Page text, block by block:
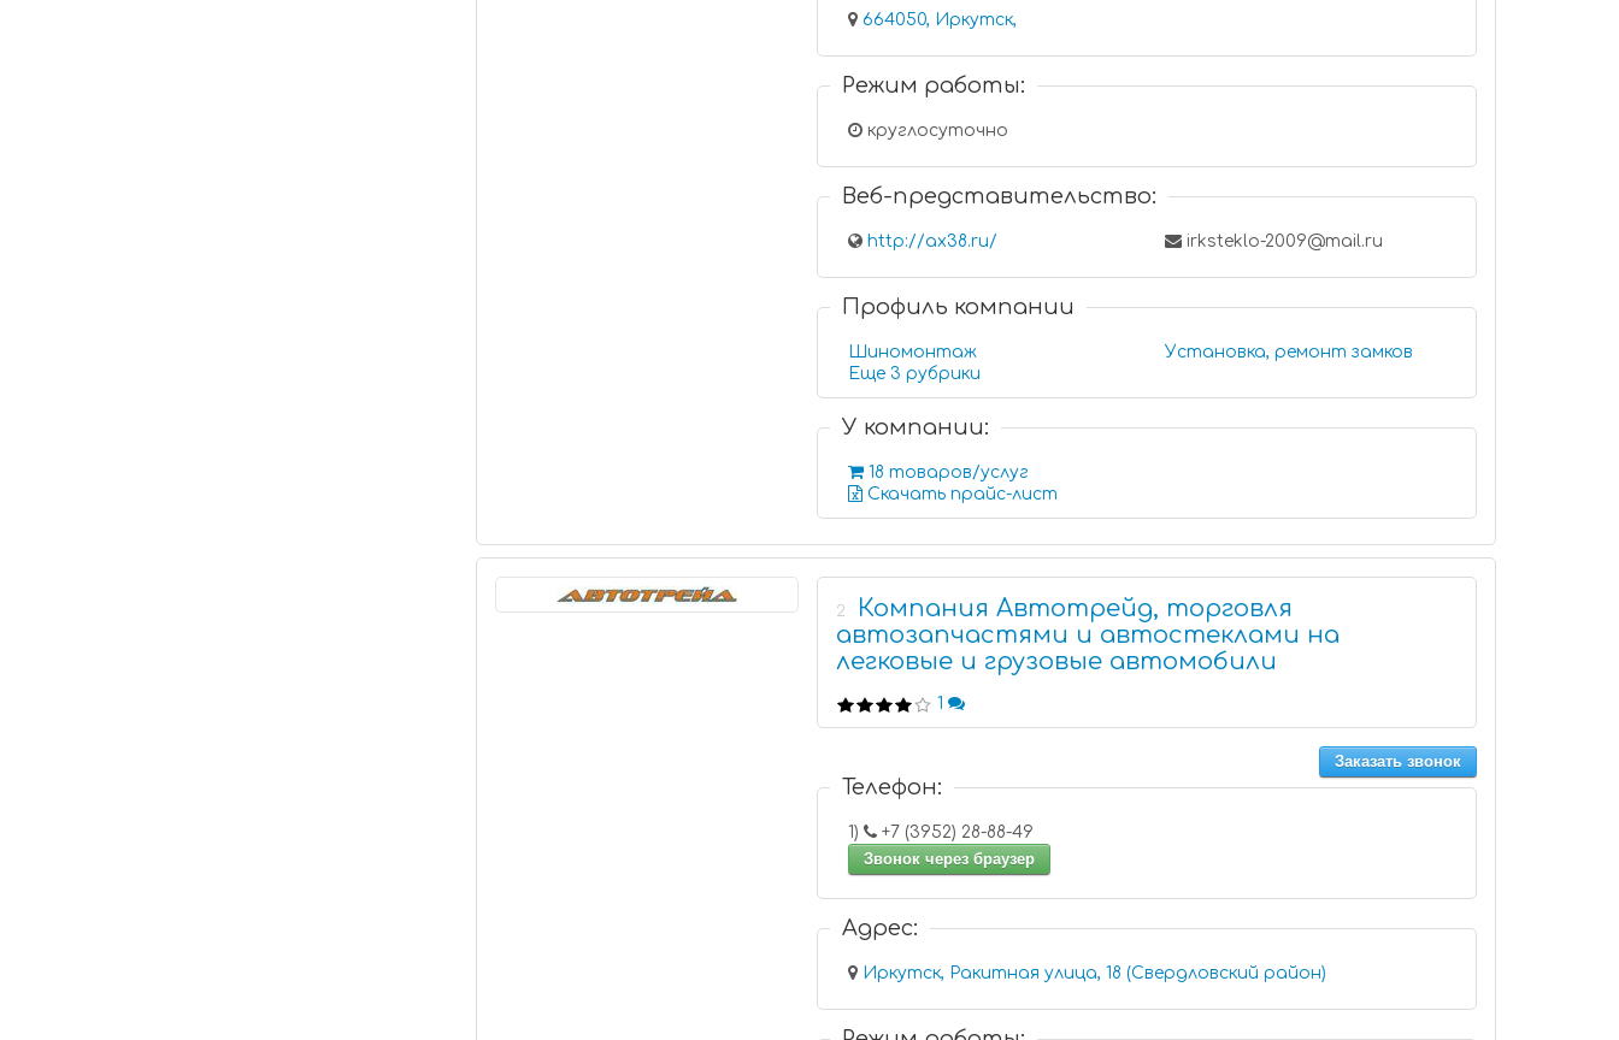
664050, Иркутск,
Режим работы:
круглосуточно
Веб-представительство:
http://ax38.ru/ irksteklo-2009@mail.ru
Профиль компании
Шиномонтаж
Установка, ремонт замков
Еще 3 рубрики
У компании:
18 товаров/услуг
Скачать прайс-лист
2
Компания Автотрейд, торговля
автозапчастями и автостеклами на
легковые и грузовые автомобили
1
Заказать звонок
Телефон:
1)
+7 (3952) 28-88-49
Звонок через браузер
Адрес:
Иркутск, Ракитная улица, 18 (Свердловский район)